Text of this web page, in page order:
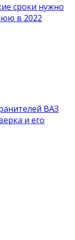
сроки нужно
в 2022
ВАЗ
и его